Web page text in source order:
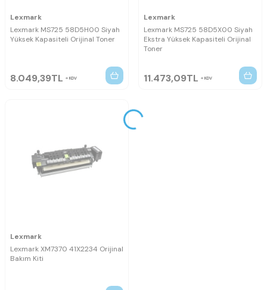
Lexmark
Lexmark MS725 58D5H00 Siyah
Yüksek Kapasiteli Orijinal Toner
8.049,39TL KDV
Lexmark
Lexmark MS725 58D5X00 Siyah
Ekstra Yüksek Kapasiteli Orijinal
Toner
11.473,09TL KDV
Lexmark
Lexmark XM7370 41X2234 Orijinal
Bakım Kiti